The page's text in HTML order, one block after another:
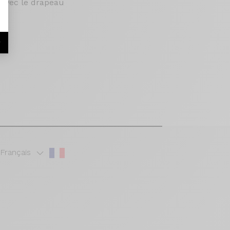
le drapeau
Français